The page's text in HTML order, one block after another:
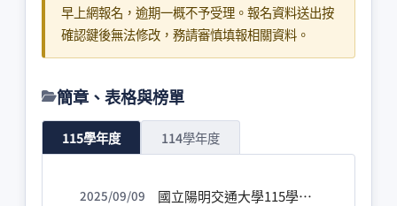
早上網報名，逾期一概不予受理。報名資料送出按
確認鍵後無法修改，務請審慎填報相關資料。
簡章、表格與榜單
115學年度 114學年度
2025/09/09 國立陽明交通大學115學年度博士班甄試入學招生簡章全文